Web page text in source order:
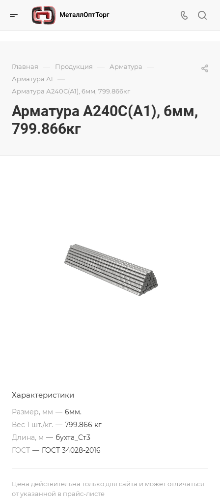
Главная — Продукция — Арматура —
Арматура А1 —
Арматура А240С(А1), 6мм, 799.866кг
Арматура А240С(А1), 6мм,
799.866кг
Характеристики
Размер, мм — 6мм.
Вес 1 шт./кг. — 799.866 кг
Длина, м — бухта_Ст3
ГОСТ — ГОСТ 34028-2016
Цена действительна только для сайта и может отличаться
от указанной в прайс-листе